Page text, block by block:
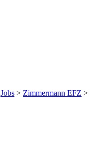
Jobs > Zimmermann EFZ >